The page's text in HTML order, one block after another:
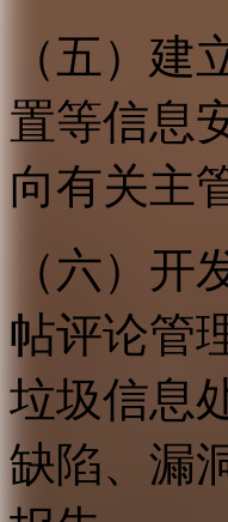
（五）
置等信息
向有关主
（六）
帖评论管
垃圾信息
缺陷、漏